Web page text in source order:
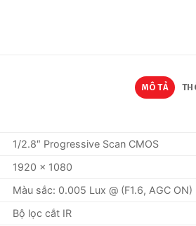
MÔ TẢ
1/2.8″ Progressive Scan CMOS
1920 × 1080
Màu sắc: 0.005 Lux @ (F1.6, AGC ON)
Bộ lọc cắt IR